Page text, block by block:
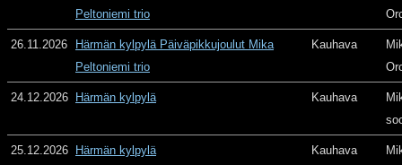
Peltoniemi trio
26.11.2026
Härmän kylpylä Päiväpikkujoulut Mika
Peltoniemi trio
Kauhava
24.12.2026 Härmän kylpylä Kauhava
25.12.2026 Härmän kylpylä Kauhava